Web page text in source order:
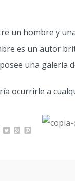
un hombre y
es un autor
una galería
ocurrirle a